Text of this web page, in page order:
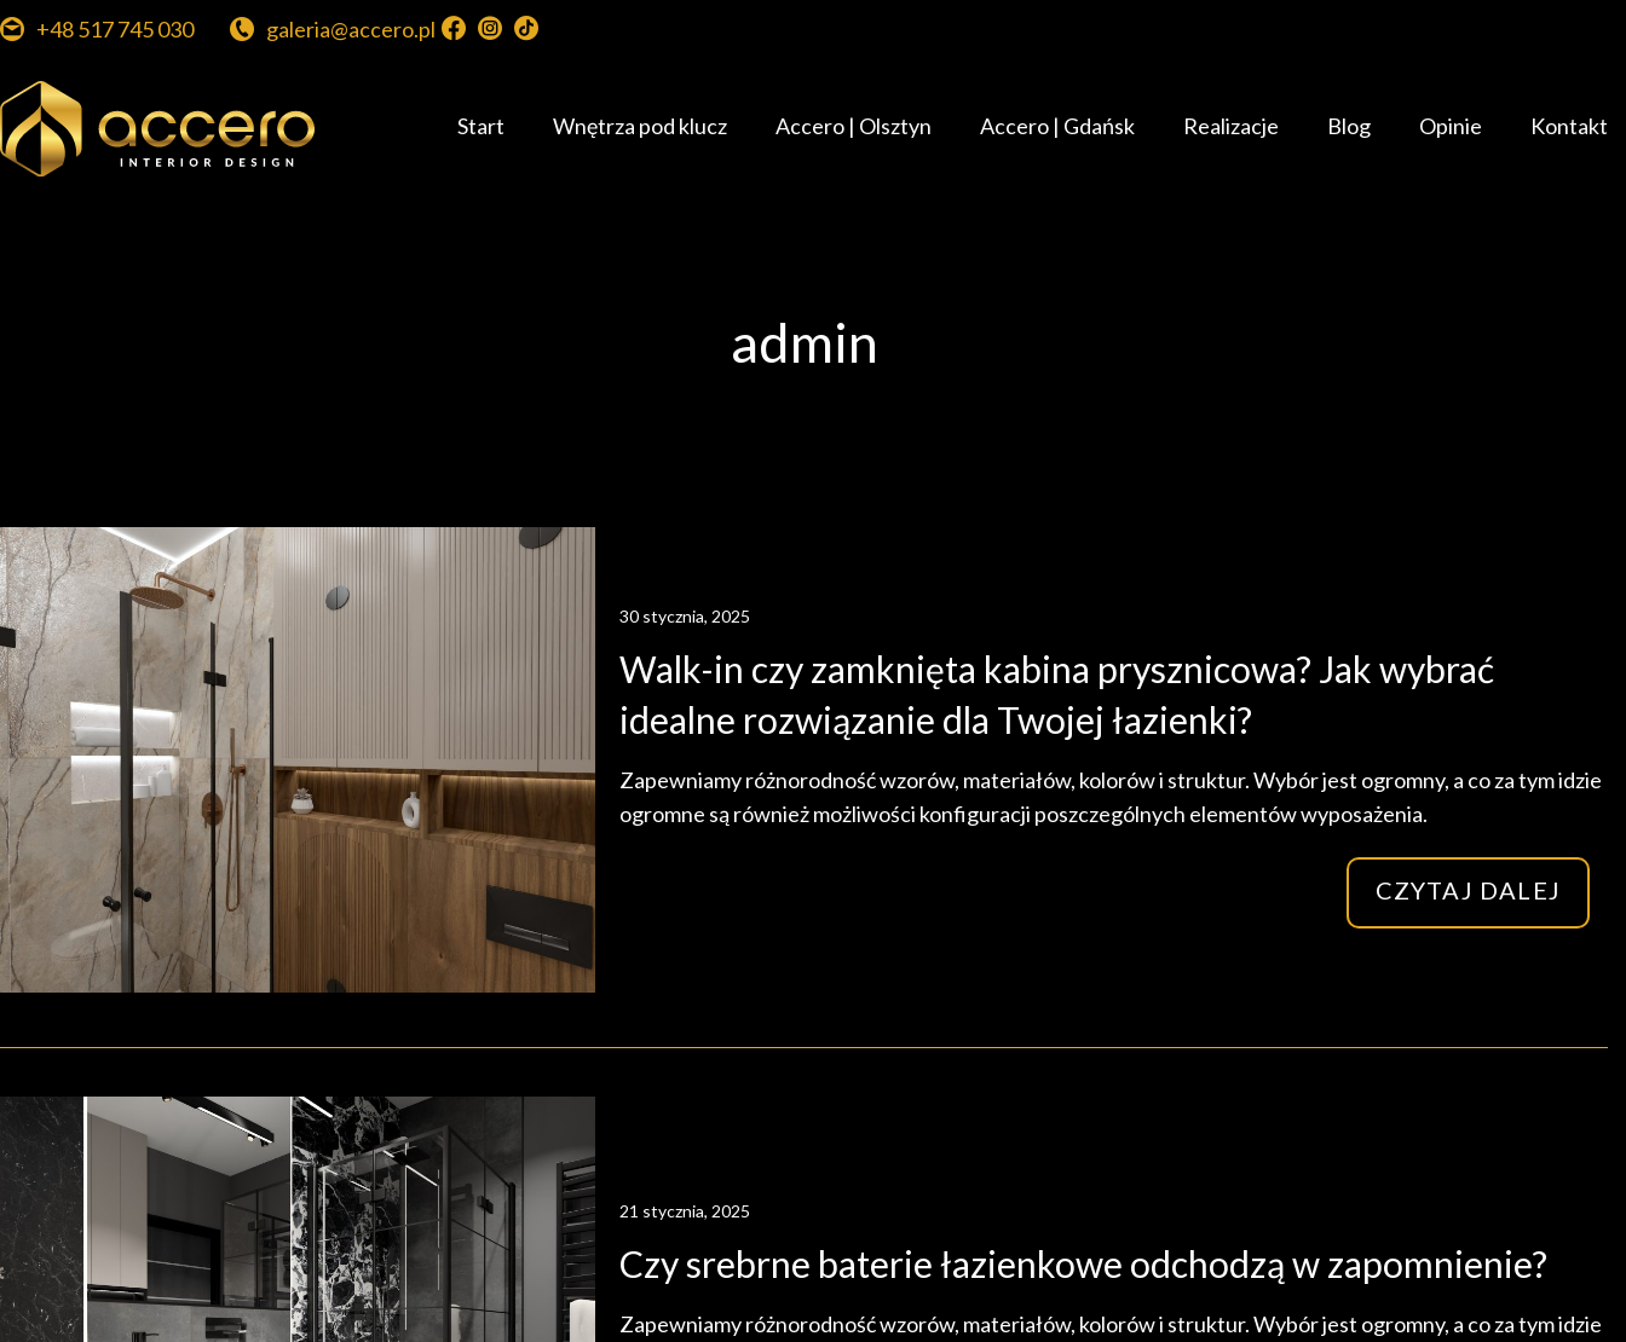
+48 517 745 030 galeria@accero.pl
Start Wnętrza pod klucz Accero | Olsztyn Accero | Gdańsk Realizacje Blog Opinie Kontakt
admin
30 stycznia, 2025
Walk-in czy zamknięta kabina prysznicowa? Jak wybrać
idealne rozwiązanie dla Twojej łazienki?
Zapewniamy różnorodność wzorów, materiałów, kolorów i struktur. Wybór jest ogromny, a co za tym idzie
ogromne są również możliwości konfiguracji poszczególnych elementów wyposażenia.
CZYTAJ DALEJ
21 stycznia, 2025
Czy srebrne baterie łazienkowe odchodzą w zapomnienie?
Zapewniamy różnorodność wzorów, materiałów, kolorów i struktur. Wybór jest ogromny, a co za tym idzie